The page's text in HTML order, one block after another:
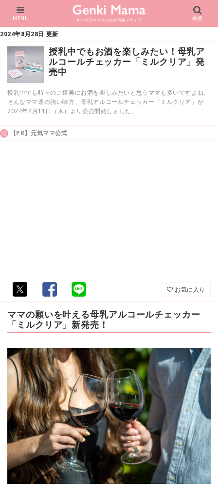
すべてのママのための情報メディア
MENU 検索
2024年8月28日 更新
授乳中でもお酒を楽しみたい！母乳ア
ルコールチェッカー「ミルクリア」発
売中
授乳中でも時々のご褒美にお酒を楽しみたいと思うママも多いですよね。
そんなママ達の強い味方、母乳アルコールチェッカー「ミルクリア」が
2024年4月11日（木）より発売開始しました。
【PR】元気ママ公式
お気に入り
ママの願いを叶える母乳アルコールチェッカー
「ミルクリア」新発売！